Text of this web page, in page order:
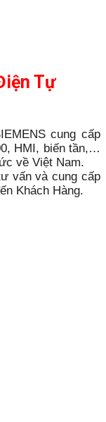
Tự
cung cấp
HMI, biến tần,…
về Việt Nam.
vấn và cung cấp
Khách Hàng.